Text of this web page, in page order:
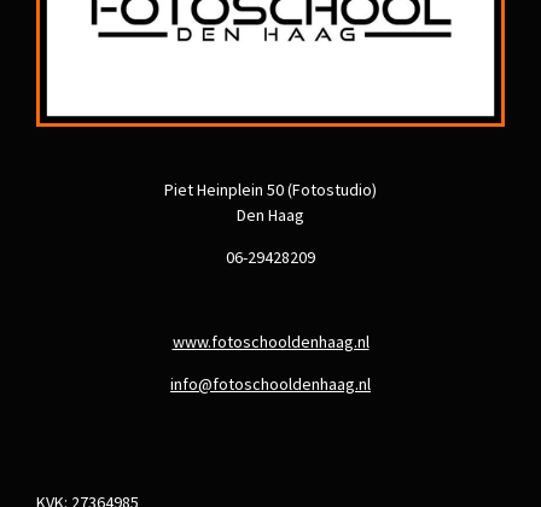
Piet Heinplein 50 (Fotostudio)
Den Haag
06-29428209
www.fotoschooldenhaag.nl
info@fotoschooldenhaag.nl
KVK: 27364985